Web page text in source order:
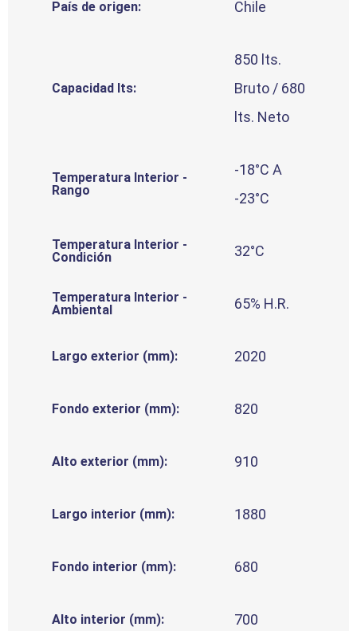
País de origen: Chile
Capacidad lts:
850 lts.
Bruto / 680
lts. Neto
Temperatura Interior -
Rango
-18°C A
-23°C
Temperatura Interior -
Condición
32°C
Temperatura Interior -
Ambiental
65% H.R.
Largo exterior (mm): 2020
Fondo exterior (mm): 820
Alto exterior (mm): 910
Largo interior (mm): 1880
Fondo interior (mm): 680
Alto interior (mm): 700